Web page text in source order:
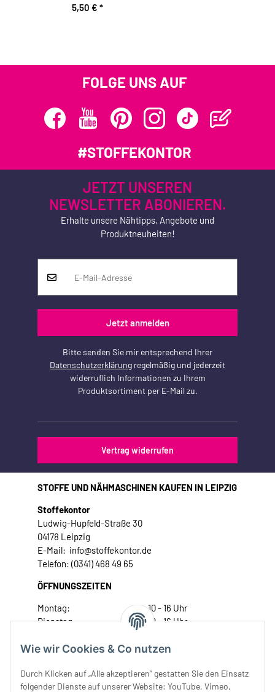
Wie wir Cookies & Co nutzen
Durch Klicken auf „Alle akzeptieren“ gestatten Sie den Einsatz
folgender Dienste auf unserer Website: YouTube, Vimeo,
5,50 € *
FOLGE UNS AUF
#STOFFEKONTOR
JETZT UNSEREN
NEWSLETTER ABONIEREN.
Erhalte unsere Nähtipps, Angebote und
Produktneuheiten!
Jetzt anmelden
Bitte senden Sie mir entsprechend Ihrer
Datenschutzerklärung regelmäßig und jederzeit
widerruflich Informationen zu Ihrem
Produktsortiment per E-Mail zu.
Vertrag widerrufen
STOFFE UND NÄHMASCHINEN KAUFEN IN LEIPZIG
Stoffekontor
Ludwig-Hupfeld-Straße 30
04178 Leipzig
E-Mail: info@stoffekontor.de
Telefon: (0341) 468 49 65
ÖFFNUNGSZEITEN
Montag:
10 - 16 Uhr
Dienstag:
10 - 16 Uhr
Donnerstag:
10 - 18 Uhr
Samstag:
10 - 14 Uhr